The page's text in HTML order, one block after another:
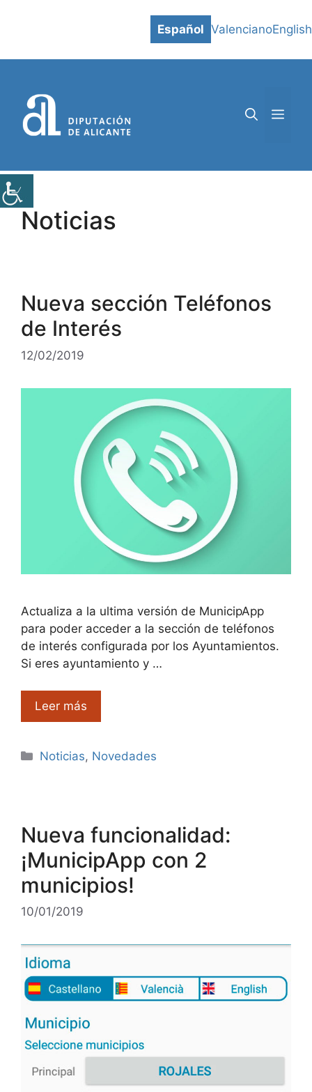
Español ValencianoEnglish
Noticias
Nueva sección Teléfonos
de Interés
12/02/2019
Actualiza a la ultima versión de MunicipApp
para poder acceder a la sección de teléfonos
de interés configurada por los Ayuntamientos.
Si eres ayuntamiento y …
Leer más
Categorías
Noticias, Novedades
Nueva funcionalidad:
¡MunicipApp con 2
municipios!
10/01/2019